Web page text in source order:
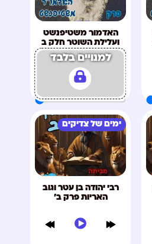
האדמור משטיפנשט
ועלילת השוטר חלק ב
למנויים בלבד
ימים של צדיקים
רבי יהודה בן עטר וגוב
האריות פרק ב'